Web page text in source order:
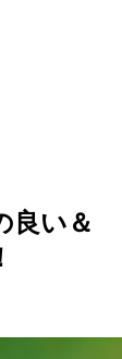
良い＆